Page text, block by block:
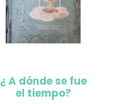
¿ A dónde se fue
el tiempo?